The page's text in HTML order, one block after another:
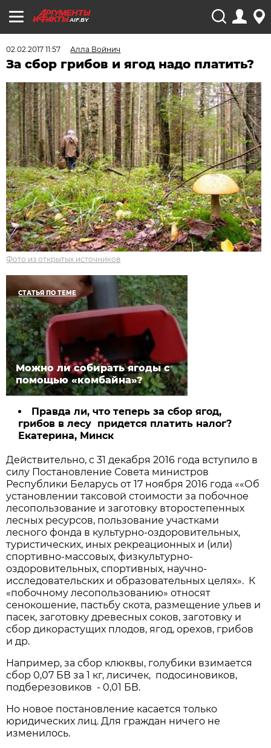
AIF.BY
02.02.2017 11:57 Алла Войнич
За сбор грибов и ягод надо платить?
Фото из открытых источников
СТАТЬЯ ПО ТЕМЕ
Можно ли собирать ягоды с
помощью «комбайна»?
Правда ли, что теперь за сбор ягод,
грибов в лесу придется платить налог?
Екатерина, Минск
Действительно, с 31 декабря 2016 года вступило в
силу Постановление Совета министров
Республики Беларусь от 17 ноября 2016 года ««Об
установлении таксовой стоимости за побочное
лесопользование и заготовку второстепенных
лесных ресурсов, пользование участками
лесного фонда в культурно-оздоровительных,
туристических, иных рекреационных и (или)
спортивно-массовых, физкультурно-
оздоровительных, спортивных, научно-
исследовательских и образовательных целях». К
«побочному лесопользованию» относят
сенокошение, пастьбу скота, размещение ульев и
пасек, заготовку древесных соков, заготовку и
сбор дикорастущих плодов, ягод, орехов, грибов
и др.
Например, за сбор клюквы, голубики взимается
сбор 0,07 БВ за 1 кг, лисичек, подосиновиков,
подберезовиков - 0,01 БВ.
Но новое постановление касается только
юридических лиц. Для граждан ничего не
изменилось.